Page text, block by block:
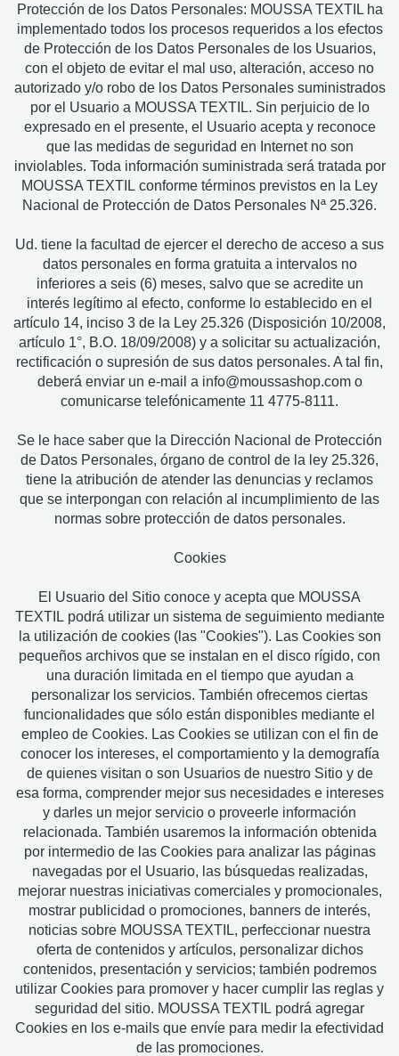
Protección de los Datos Personales: MOUSSA TEXTIL ha
implementado todos los procesos requeridos a los efectos
de Protección de los Datos Personales de los Usuarios,
con el objeto de evitar el mal uso, alteración, acceso no
autorizado y/o robo de los Datos Personales suministrados
por el Usuario a MOUSSA TEXTIL. Sin perjuicio de lo
expresado en el presente, el Usuario acepta y reconoce
que las medidas de seguridad en Internet no son
inviolables. Toda información suministrada será tratada por
MOUSSA TEXTIL conforme términos previstos en la Ley
Nacional de Protección de Datos Personales Nª 25.326.
Ud. tiene la facultad de ejercer el derecho de acceso a sus
datos personales en forma gratuita a intervalos no
inferiores a seis (6) meses, salvo que se acredite un
interés legítimo al efecto, conforme lo establecido en el
artículo 14, inciso 3 de la Ley 25.326 (Disposición 10/2008,
artículo 1°, B.O. 18/09/2008) y a solicitar su actualización,
rectificación o supresión de sus datos personales. A tal fin,
deberá enviar un e-mail a info@moussashop.como
comunicarse telefónicamente 11 4775-8111.
Se le hace saber que la Dirección Nacional de Protección
de Datos Personales, órgano de control de la ley 25.326,
tiene la atribución de atender las denuncias y reclamos
que se interpongan con relación al incumplimiento de las
normas sobre protección de datos personales.
Cookies
El Usuario del Sitio conoce y acepta que MOUSSA
TEXTIL podrá utilizar un sistema de seguimiento mediante
la utilización de cookies (las "Cookies"). Las Cookies son
pequeños archivos que se instalan en el disco rígido, con
una duración limitada en el tiempo que ayudan a
personalizar los servicios. También ofrecemos ciertas
funcionalidades que sólo están disponibles mediante el
empleo de Cookies. Las Cookies se utilizan con el fin de
conocer los intereses, el comportamiento y la demografía
de quienes visitan o son Usuarios de nuestro Sitio y de
esa forma, comprender mejor sus necesidades e intereses
y darles un mejor servicio o proveerle información
relacionada. También usaremos la información obtenida
por intermedio de las Cookies para analizar las páginas
navegadas por el Usuario, las búsquedas realizadas,
mejorar nuestras iniciativas comerciales y promocionales,
mostrar publicidad o promociones, banners de interés,
noticias sobre MOUSSA TEXTIL, perfeccionar nuestra
oferta de contenidos y artículos, personalizar dichos
contenidos, presentación y servicios; también podremos
utilizar Cookies para promover y hacer cumplir las reglas y
seguridad del sitio. MOUSSA TEXTIL podrá agregar
Cookies en los e-mails que envíe para medir la efectividad
de las promociones.